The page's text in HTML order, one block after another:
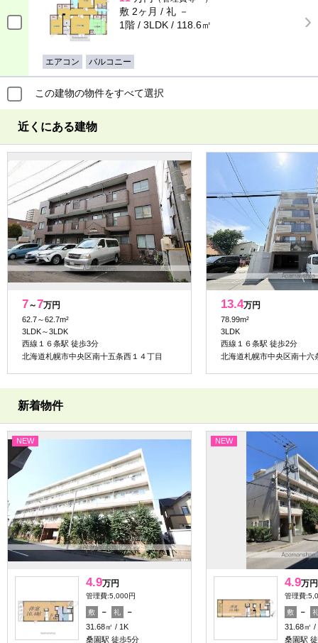
敷 2ヶ月 / 礼 －
1階 / 3LDK / 118.6㎡
エアコン バルコニー
この建物の物件をすべて選択
近くにある建物
7～7万円
62.7～62.7m²
3LDK～3LDK
西線１６条駅 徒歩3分
北海道札幌市中央区南十五条西１４丁目
13.4万円
78.99m²
3LDK
西線１６条駅 徒歩2分
北海道札幌市中央区南十六
新着物件
NEW
4.9万円
管理費:5,000円
敷 － 礼
－
31.68㎡
1K
桑園駅 徒歩5分
NEW
4.9万円
管理費
敷 －
31.68㎡
桑園駅